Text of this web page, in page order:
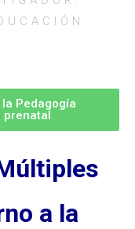
Pedagogía
prenatal
a la